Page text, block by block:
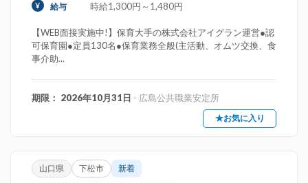
給与 時給1,300円～1,480円
【WEB面接実施中!】保育大手の株式会社アイグラン運営●認
可保育園●定員130名●保育業務全般(主活動、オムツ交換、食
事介助...
期限： 2026年10月31日 - 広島公共職業安定所
★お気に入り
山口県 下松市 新着